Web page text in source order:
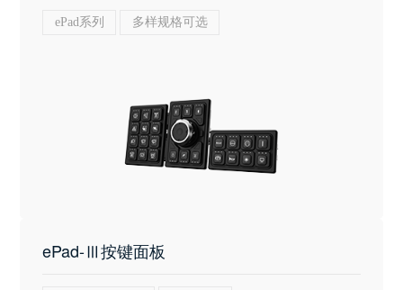
ePad系列 多样规格可选
ePad-Ⅲ按键面板